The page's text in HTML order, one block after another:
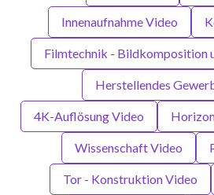
Innenaufnahme Video
Filmtechnik - Bildkomposition
Herstellendes
4K-Auflösung Video
Wissenschaft Video
Tor - Konstruktion Video